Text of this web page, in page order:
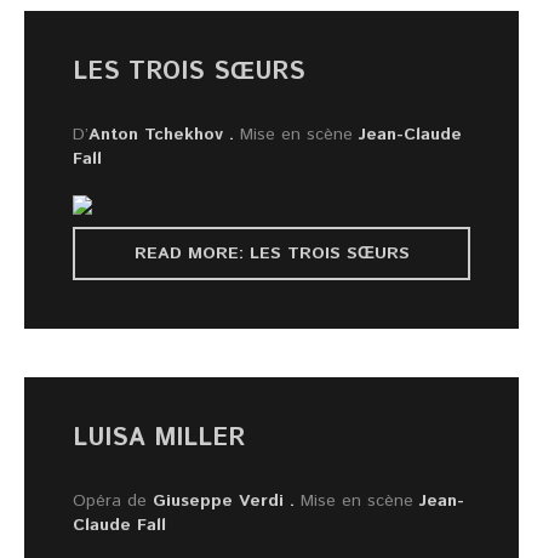
LES TROIS SŒURS
D’Anton Tchekhov . Mise en scène Jean-Claude
Fall
READ MORE: LES TROIS SŒURS
LUISA MILLER
Opéra de Giuseppe Verdi . Mise en scène Jean-
Claude Fall